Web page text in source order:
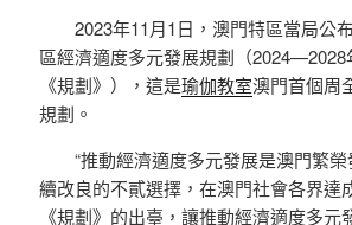
2023年11月1日，澳門特區當局公
區經濟適度多元發展規劃（2024—2028
《規劃》），這是瑜伽教室澳門首個周
規劃。
“推動經濟適度多元發展是澳門繁
續改良的不貳選擇，在澳門社會各界達
《規劃》的出臺，讓推動經濟適度多元